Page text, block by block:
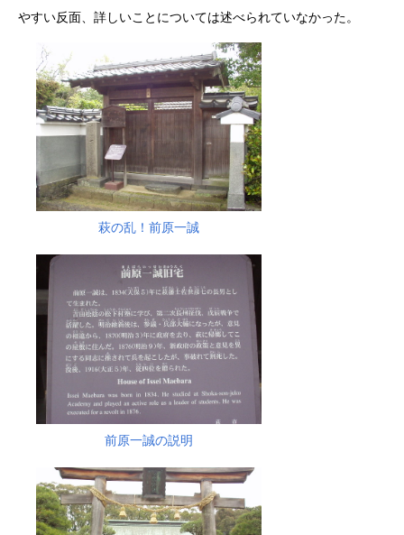
やすい反面、詳しいことについては述べられていなかった。
萩の乱！前原一誠
前原一誠の説明